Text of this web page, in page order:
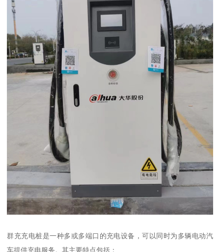
群充充电桩是一种多或多端口的充电设备，可以同时为多辆电动汽
车提供充电服务。其主要特点包括：